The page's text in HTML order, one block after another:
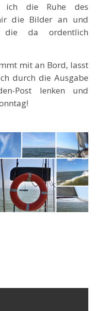
ich die Ruhe des
die Bilder an und
die da ordentlich
mit an Bord, lasst
durch die Ausgabe
Post lenken und